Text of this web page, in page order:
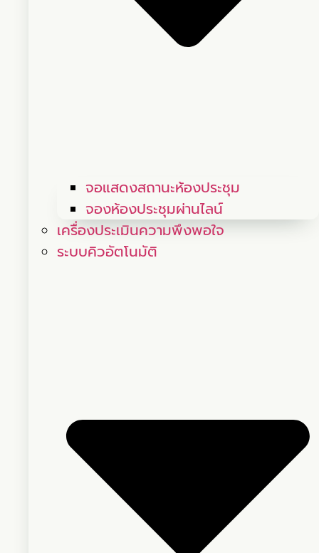
จอแสดงสถานะห้องประชุม
จองห้องประชุมผ่านไลน์
เครื่องประเมินความพึงพอใจ
ระบบคิวอัตโนมัติ